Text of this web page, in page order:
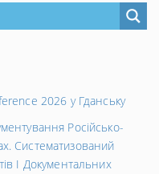
2026 у Гданську
Російсько-
Систематизований
І Документальних